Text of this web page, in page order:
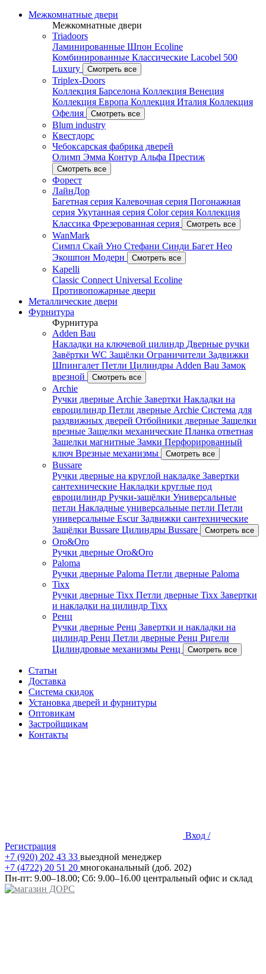
Межкомнатные двери
Межкомнатные двери
Triadoors
Ламинированные Шпон Ecoline
Комбинированные Классические Lacobel 500
Luxury
Смотреть все
Triplex-Doors
Коллекция Барселона Коллекция Венеция
Коллекция Европа Коллекция Италия Коллекция
Офелия
Смотреть все
Blum industry
Квестдорс
Чебоксарская фабрика дверей
Олимп Эмма Контур Альфа Престиж
Смотреть все
Форест
ЛайнДор
Багетная серия Калевочная серия Погонажная
серия Укутанная серия Color серия Коллекция
Классика Фрезерованная серия Смотреть все
WanMark
Симпл Скай Уно Стефани Синди Багет Нео
Экошпон Модерн Смотреть все
Kapelli
Classic Connect Universal Ecoline
Противопожарные двери
Металлические двери
Фурнитура
Фурнитура
Adden Bau
Накладки на ключевой цилиндр Дверные ручки
Завёртки WC Защёлки Ограничители Задвижки
Шпингалет Петли Цилиндры Adden Bau Замок
врезной
Смотреть все
Archie
Ручки дверные Archie Завертки Накладки на
евроцилиндр Петли дверные Archie Система для
раздвижных дверей Отбойники дверные Защелки
врезные Защелки механические Планка ответная
Защелки магнитные Замки Перфорированный
ключ Врезные механизмы Смотреть все
Bussare
Ручки дверные на круглой накладке Завертки
сантехнические Накладки круглые под
евроцилиндр Ручки-защёлки Универсальные
петли Накладные универсальные петли Петли
универсальные EscurЗадвижки сантехнические
Защёлки Bussare Цилиндры Bussare Смотреть все
Oro&Oro
Ручки дверные Oro&Oro
Paloma
Ручки дверные Paloma Петли дверные Paloma
Tixx
Ручки дверные Tixx Петли дверные Tixx Завертки
и накладки на цилиндр Tixx
Ренц
Ручки дверные Ренц Завертки и накладки на
цилиндр Ренц Петли дверные Ренц Ригели
Цилиндровые механизмы Ренц
Смотреть все
Статьи
Доставка
Система скидок
Установка дверей и фурнитуры
Оптовикам
Застройщикам
Контакты
Вход /
Регистрация
+7 (920) 202 43 33 выездной менеджер
+7 (4722) 20 51 20 многоканальный (доб. 202)
Пн-пт: 9.00–18.00; Сб: 9.00–16.00 центральный офис и склад